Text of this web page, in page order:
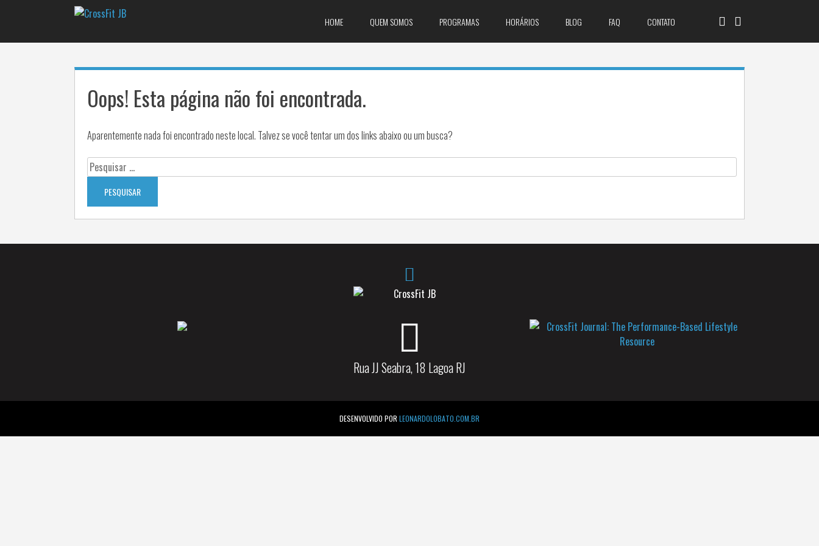
HOME QUEM SOMOS PROGRAMAS HORÁRIOS BLOG FAQ CONTATO
Oops! Esta página não foi encontrada.
Aparentemente nada foi encontrado neste local. Talvez se você tentar um dos links abaixo ou um busca?
Pesquisar
por:
Rua JJ Seabra, 18 Lagoa RJ
DESENVOLVIDO POR LEONARDOLOBATO.COM.BR